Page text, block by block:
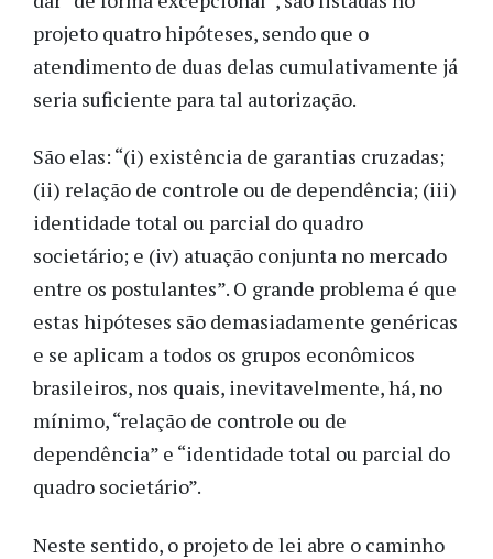
projeto quatro hipóteses, sendo que o
atendimento de duas delas cumulativamente já
seria suficiente para tal autorização.
São elas: “(i) existência de garantias cruzadas;
(ii) relação de controle ou de dependência; (iii)
identidade total ou parcial do quadro
societário; e (iv) atuação conjunta no mercado
entre os postulantes”. O grande problema é que
estas hipóteses são demasiadamente genéricas
e se aplicam a todos os grupos econômicos
brasileiros, nos quais, inevitavelmente, há, no
mínimo, “relação de controle ou de
dependência” e “identidade total ou parcial do
quadro societário”.
Neste sentido, o projeto de lei abre o caminho